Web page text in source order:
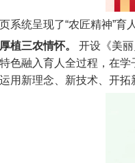
系统呈现了“农匠精神”育
植三农情怀。
开设《美
色融入育人全过程，在学
用新理念、新技术、开拓